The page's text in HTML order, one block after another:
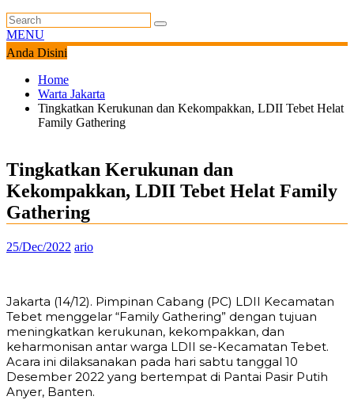
MENU
Anda Disini
Home
Warta Jakarta
Tingkatkan Kerukunan dan Kekompakkan, LDII Tebet Helat
Family Gathering
Tingkatkan Kerukunan dan
Kekompakkan, LDII Tebet Helat Family
Gathering
25/Dec/2022 ario
Jakarta (14/12). Pimpinan Cabang (PC) LDII Kecamatan
Tebet menggelar “Family Gathering” dengan tujuan
meningkatkan kerukunan, kekompakkan, dan
keharmonisan antar warga LDII se-Kecamatan Tebet.
Acara ini dilaksanakan pada hari sabtu tanggal 10
Desember 2022 yang bertempat di Pantai Pasir Putih
Anyer, Banten.